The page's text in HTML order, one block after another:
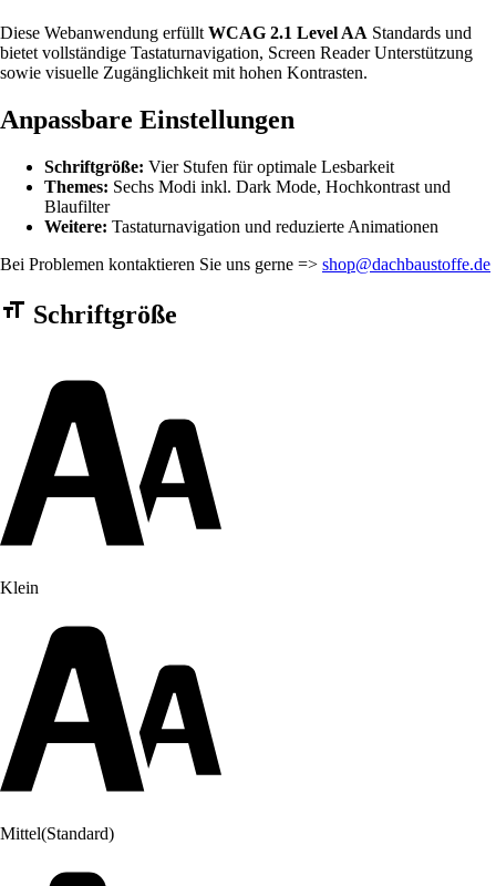
Diese Webanwendung erfüllt WCAG 2.1 Level AA Standards und
bietet vollständige Tastaturnavigation, Screen Reader Unterstützung
sowie visuelle Zugänglichkeit mit hohen Kontrasten.
Anpassbare Einstellungen
Schriftgröße: Vier Stufen für optimale Lesbarkeit
Themes: Sechs Modi inkl. Dark Mode, Hochkontrast und
Blaufilter
Weitere: Tastaturnavigation und reduzierte Animationen
Bei Problemen kontaktieren Sie uns gerne => shop@dachbaustoffe.de
Barrierefreiheit Einstellungen Formular
Schriftgröße
Klein
Mittel(Standard)